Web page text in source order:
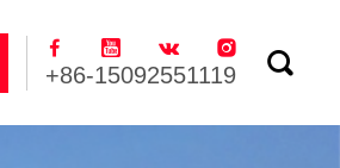
   
+86-15092551119 